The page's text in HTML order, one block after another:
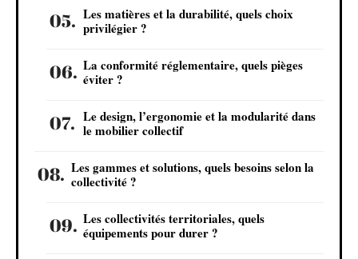
Les matières et la durabilité, quels choix
privilégier ?
La conformité réglementaire, quels pièges
éviter ?
Le design, l’ergonomie et la modularité dans
le mobilier collectif
Les gammes et solutions, quels besoins selon la
collectivité ?
Les collectivités territoriales, quels
équipements pour durer ?